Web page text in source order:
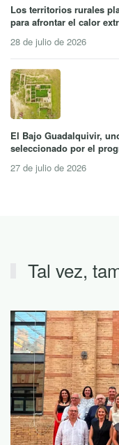
Los territorios rurales
para afrontar el calor
28 de julio de 2026
El Bajo Guadalquivir,
seleccionado por el
27 de julio de 2026
Tal vez,